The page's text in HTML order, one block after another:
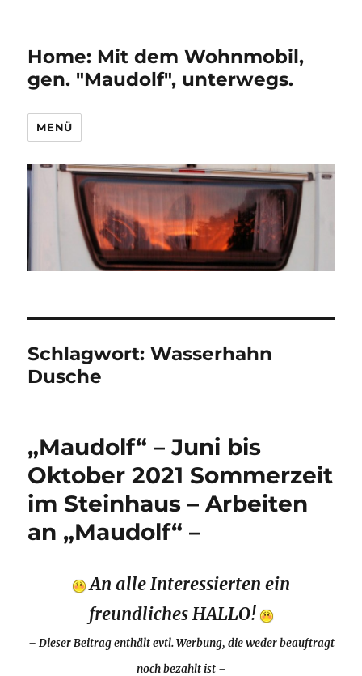
Home: Mit dem Wohnmobil,
gen. "Maudolf", unterwegs.
MENÜ
Schlagwort:Wasserhahn
Dusche
„Maudolf“ – Juni bis
Oktober 2021 Sommerzeit
im Steinhaus – Arbeiten
an „Maudolf“ –
An alle Interessierten ein
freundliches HALLO!
– Dieser Beitrag enthält evtl. Werbung, die weder beauftragt
noch bezahlt ist –